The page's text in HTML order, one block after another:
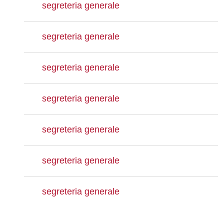
segreteria generale
segreteria generale
segreteria generale
segreteria generale
segreteria generale
segreteria generale
segreteria generale